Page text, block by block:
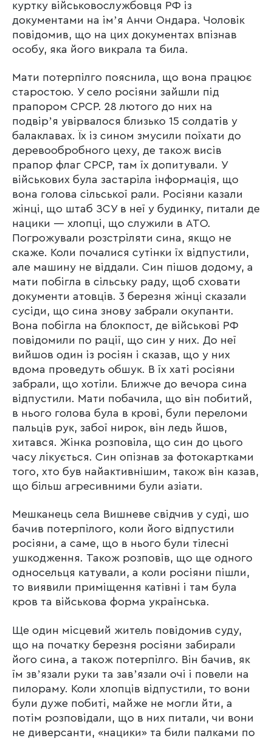
куртку військовослужбовця РФ із
документами на імʼя Анчи Ондара. Чоловік
повідомив, що на цих документах впізнав
особу, яка його викрала та била.
Мати потерпілго пояснила, що вона працює
старостою. У село росіяни зайшли під
прапором СРСР. 28 лютого до них на
подвірʼя увірвалося близько 15 солдатів у
балаклавах. Їх із сином змусили поїхати до
деревообробного цеху, де також висів
прапор флаг СРСР, там їх допитували. У
військових була застаріла інформація, що
вона голова сільської рали. Росіяни казали
жінці, що штаб ЗСУ в неї у будинку, питали де
нацики — хлопці, що служили в АТО.
Погрожували розстріляти сина, якщо не
скаже. Коли почалися сутінки їх відпустили,
але машину не віддали. Син пішов додому, а
мати побігла в сільську раду, щоб сховати
документи атовців. 3 березня жінці сказали
сусіди, що сина знову забрали окупанти.
Вона побігла на блокпост, де військові РФ
повідомили по рації, що син у них. До неї
вийшов один із росіян і сказав, що у них
вдома проведуть обшук. В їх хаті росіяни
забрали, що хотіли. Ближче до вечора сина
відпустили. Мати побачила, що він побитий,
в нього голова була в крові, були переломи
пальців рук, забої нирок, він ледь йшов,
хитався. Жінка розповіла, що син до цього
часу лікується. Син опізнав за фотокартками
того, хто був найактивнішим, також він казав,
що більш агресивними були азіати.
Мешканець села Вишневе свідчив у суді, шо
бачив потерпілого, коли його відпустили
росіяни, а саме, що в нього були тілесні
ушкодження. Також розповів, що ще одного
односельця катували, а коли росіяни пішли,
то виявили приміщення катівні і там була
кров та військова форма українська.
Ще один місцевий житель повідомив суду,
що на початку березня росіяни забирали
його сина, а також потерпілго. Він бачив, як
їм звʼязали руки та завʼязали очі і повели на
пилораму. Коли хлопців відпустили, то вони
були дуже побиті, майже не могли йти, а
потім розповідали, що в них питали, чи вони
не диверсанти, «нацики» та били палками по